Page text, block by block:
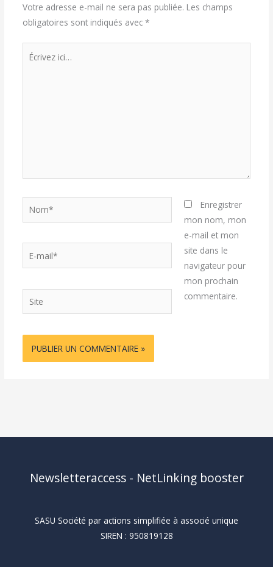
Votre adresse e-mail ne sera pas publiée. Les champs
obligatoires sont indiqués avec *
Écrivez
Nom*
mail*
Site
Enregistrer
mon nom, mon
e-mail et mon
site dans le
navigateur pour
mon prochain
commentaire.
Newsletteraccess - NetLinking booster
SASU Société par actions simplifiée à associé unique
SIREN : 950819128